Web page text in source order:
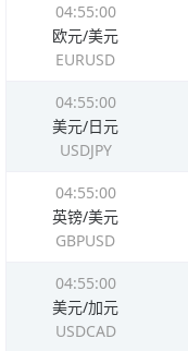
04:55:00
欧元/美元
EURUSD
04:55:00
美元/日元
USDJPY
04:55:00
英镑/美元
GBPUSD
04:55:00
美元/加元
USDCAD